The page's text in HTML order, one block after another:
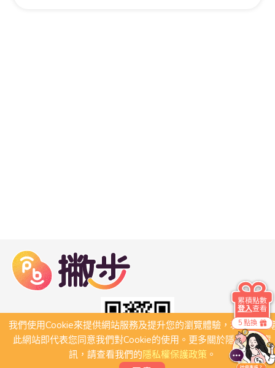
我們使用Cookie來提供網站服務及提升您的瀏覽體驗，若繼續瀏
此網站即代表您同意我們對Cookie的使用。更多關於隱私保護資
訊，請查看我們的隱私權保護政策。
5 點換
累積點數
登入查看